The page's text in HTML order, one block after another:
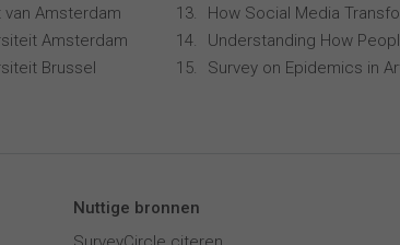
van Amsterdam
Amsterdam
Brussel
How Social Media
Understanding How
Survey on Epidemics in
Nuttige bronnen